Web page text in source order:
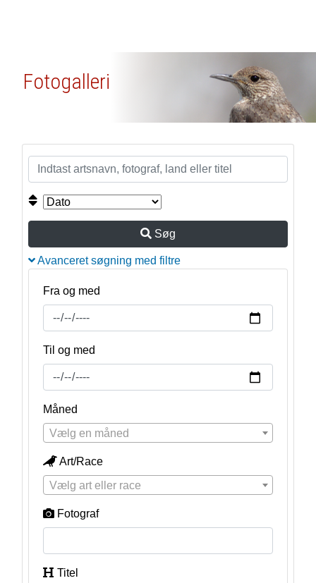
Fotogalleri
Søg
Avanceret søgning med filtre
Fra og med
Til og med
Måned
Vælg en måned
Art/Race
Vælg art eller race
Fotograf
Titel